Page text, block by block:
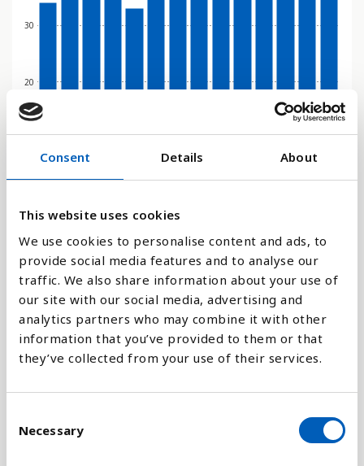
Consent Details About
This website uses cookies
We use cookies to personalise content and ads, to
provide social media features and to analyse our
traffic. We also share information about your use of
our site with our social media, advertising and
analytics partners who may combine it with other
information that you’ve provided to them or that
they’ve collected from your use of their services.
Necessary
10
20
30
2012 2013 2014 2015 2016 2017 2018
Stapeldiagram
Linje
Platt
Jämför med: